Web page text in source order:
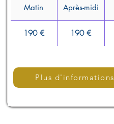
Matin Après-midi
190 € 190 €
Plus d'informations